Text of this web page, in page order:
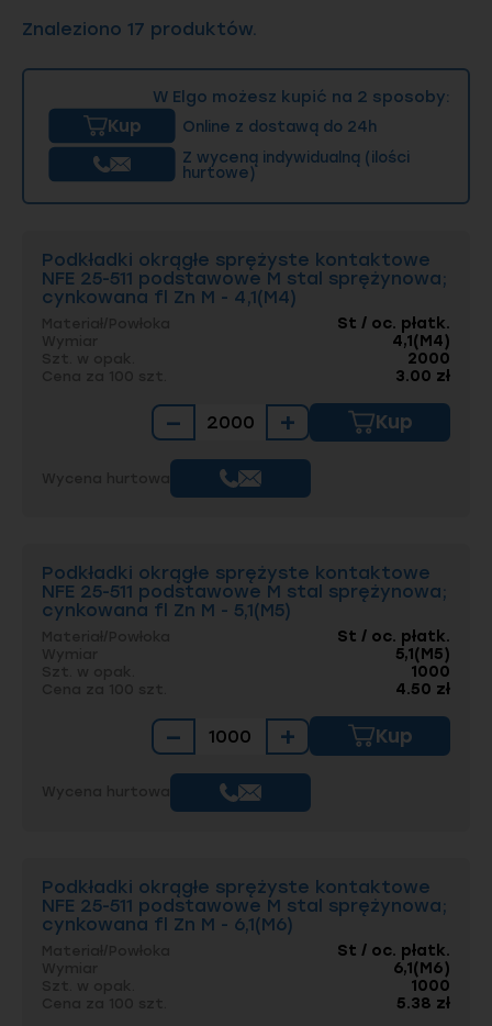
Znaleziono 17 produktów.
W Elgo możesz kupić na 2 sposoby:
Kup
Online z dostawą do 24h
Z wyceną indywidualną (ilości
hurtowe)
Podkładki okrągłe sprężyste kontaktowe
NFE 25-511 podstawowe M stal sprężynowa;
cynkowana fl Zn M - 4,1(M4)
St / oc. płatk.
4,1(M4)
2000
3.00 zł
− + Kup
Podkładki okrągłe sprężyste kontaktowe
NFE 25-511 podstawowe M stal sprężynowa;
cynkowana fl Zn M - 5,1(M5)
St / oc. płatk.
5,1(M5)
1000
4.50 zł
− + Kup
Podkładki okrągłe sprężyste kontaktowe
NFE 25-511 podstawowe M stal sprężynowa;
cynkowana fl Zn M - 6,1(M6)
St / oc. płatk.
6,1(M6)
1000
5.38 zł